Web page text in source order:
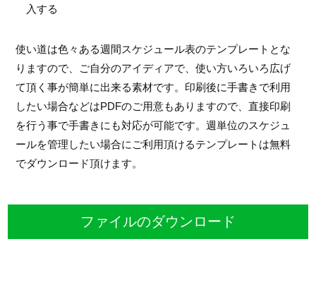
入する
使い道は色々ある週間スケジュール表のテンプレートとな
りますので、ご自分のアイディアで、使い方いろいろ広げ
て頂く事が簡単に出来る素材です。印刷後に手書きで利用
したい場合などはPDFのご用意もありますので、直接印刷
を行う事で手書きにも対応が可能です。週単位のスケジュ
ールを管理したい場合にご利用頂けるテンプレートは無料
でダウンロード頂けます。
ファイルのダウンロード